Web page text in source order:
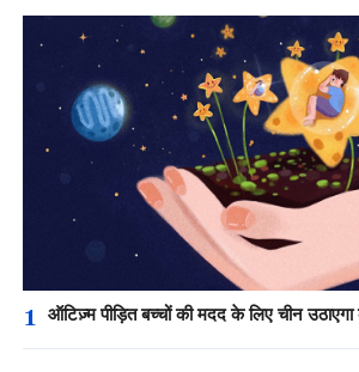
1 ऑटिज़्म पीड़ित बच्चों की मदद के लिए चीन